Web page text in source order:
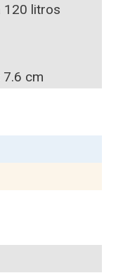
120 litros
7.6 cm